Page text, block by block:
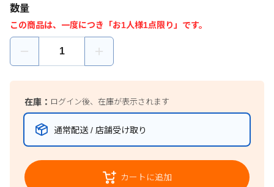
数量
この商品は、一度につき「お1人様1点限り」です。
在庫： ログイン後、在庫が表示されます
通常配送 / 店舗受け取り
カートに追加